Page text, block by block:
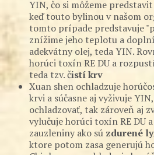
YIN, čo si môžeme
keď touto bylinou v našom
tomto prípade predstavuje
znížime jeho teplotu a
adekvátny olej, teda YIN.
horúci toxín RE DU a
teda tzv. čistí krv
Xuan shen ochladzuje
krvi a súčasne aj vyživuje
ochladzovať, tak zároveň aj
vylučuje horúci toxín RE DU
zauzleniny ako sú zdurené
ktore potom zasa generujú